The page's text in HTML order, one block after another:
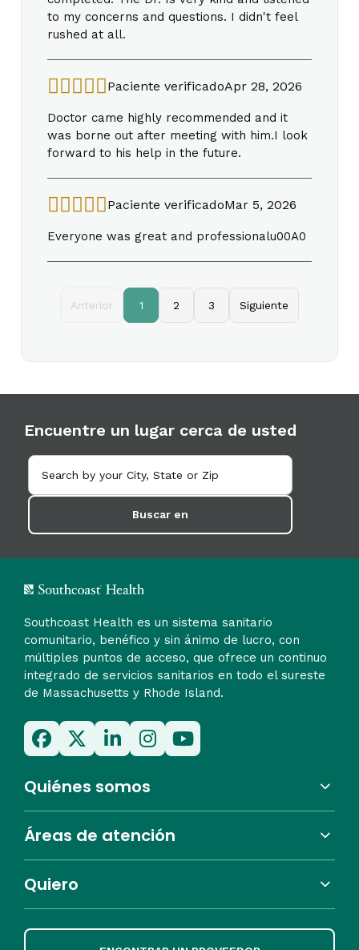
to my concerns and questions. I didn't feel
rushed at all.
Paciente verificadoApr 28, 2026
Doctor came highly recommended and it
was borne out after meeting with him.I look
forward to his help in the future.
Paciente verificadoMar 5, 2026
Everyone was great and professionalu00A0
Anterior 1 2 3 Siguiente
Encuentre un lugar cerca de usted
Buscar en
Southcoast Health es un sistema sanitario
comunitario, benéfico y sin ánimo de lucro, con
múltiples puntos de acceso, que ofrece un continuo
integrado de servicios sanitarios en todo el sureste
de Massachusetts y Rhode Island.
Quiénes somos
Áreas de atención
Quiero